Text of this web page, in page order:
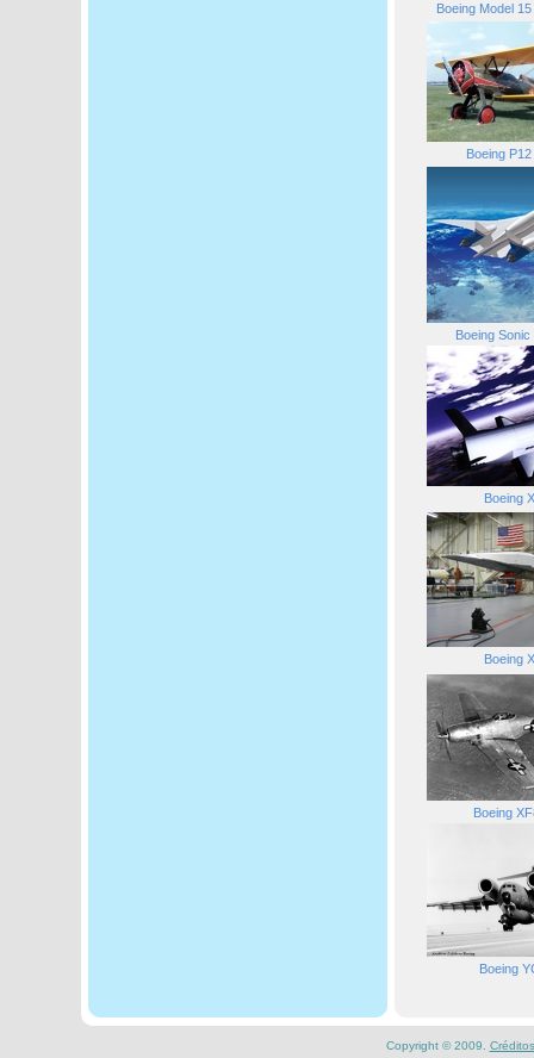
Boeing Model
Boeing
Boeing
Boeing
Boeing
Boeing
Boeing
Copyright © 2009. Créditos